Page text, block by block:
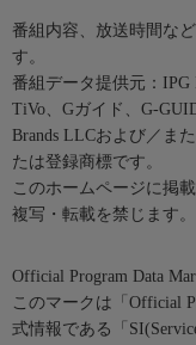
番組内容、放送時間な
す。
番組データ提供元：IPG
TiVo、Gガイド、G-
Brands LLCおよび／ま
たは登録商標です。
このホームページに掲
複写・転載を禁じます。
Official Program Data
このマークは「Official
式情報である「